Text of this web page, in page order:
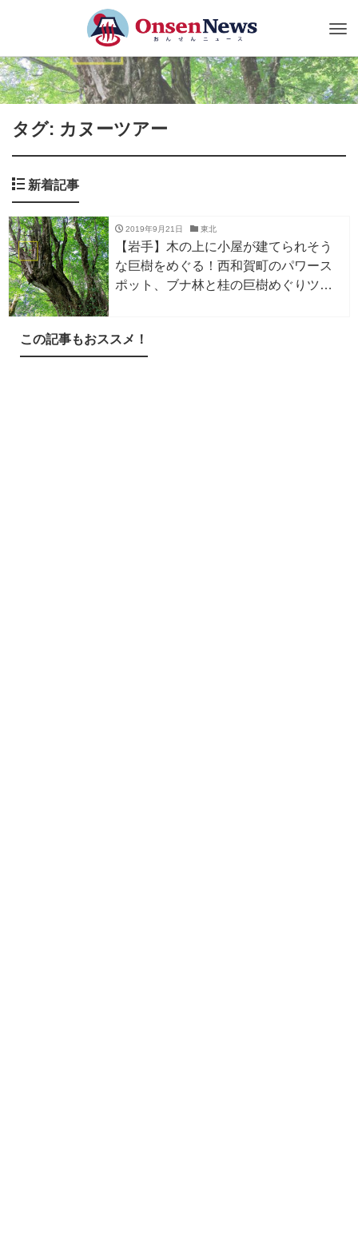
タグ: カヌーツアー
新着記事
2019年9月21日 東北
【岩手】木の上に小屋が建てられそう
な巨樹をめぐる！西和賀町のパワース
ポット、ブナ林と桂の巨樹めぐりツア
この記事もおススメ！